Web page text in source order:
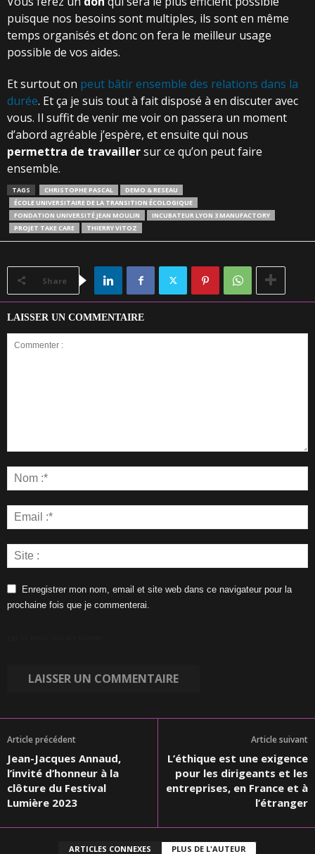
puisque nos besoins sont multiples, ils sont en même
temps organisés et donc on fera le meilleur usage
possible de vos aides.
Et surtout on peut bâtir ensemble des relations dans la
durée. Et ça je suis tout à fait disposé à en discuter avec
vous. Il suffit de venir me voir on passera un moment
d’abord agréable j’espère, et ensuite qui nous
permettra de travaillersur ce qu’on peut faire
ensemble.
TAGS CHRISTOPHE PASCAL
DEMO & RESEAU
ÉCOLE UNIVERSITAIRE DE LA TRANSITION ÉCOLOGIQUE
FONDATION UNIVERSITÉ JEAN MOULIN
INCUBATEUR LYON 3 MANUFACTORY
PROJET TAKE CARE
THIERRY VITOZ
Share
LAISSER UN COMMENTAIRE
Enregistrer mon nom, email et site web dans ce navigateur pour la
prochaine fois que je commenterai.
Article précédent
Jean-Jacques Annaud,
l’invité d’honneur à la
clôture du Festival
Lumière 2023
Article suivant
L’éthique est une exigence
pour les dirigeants et les
entreprises, en France et à
l’étranger
ARTICLES CONNEXES PLUS DE L'AUTEUR